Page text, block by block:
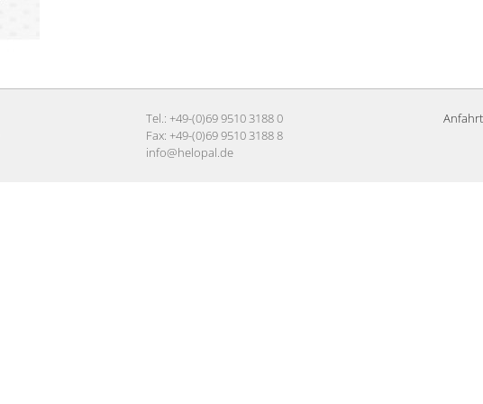
Tel.: +49-(0)69 9510 3188 0
Fax: +49-(0)69 9510 3188 8
info@helopal.de
Anfahrt